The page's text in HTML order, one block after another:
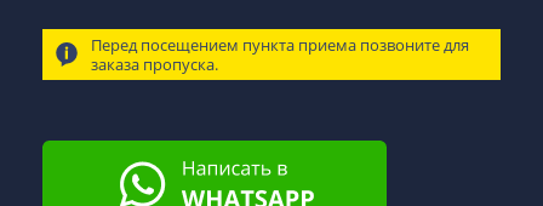
Перед посещением пункта приема позвоните для
заказа пропуска.